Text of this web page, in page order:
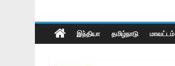
இந்தியா தமிழ்நாடு மாவட்டம்